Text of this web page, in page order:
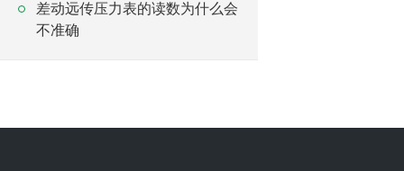
差动远传压力表的读数为什么会
不准确